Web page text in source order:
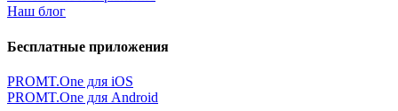
Наш блог
Бесплатные приложения
PROMT.One для iOS
PROMT.One для Android